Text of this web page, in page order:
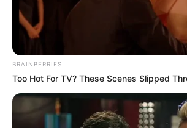
The Videos Of Hillary Clinton That
Everyone
BRAINBERRIES
Too Hot For TV? These Scenes Slipped